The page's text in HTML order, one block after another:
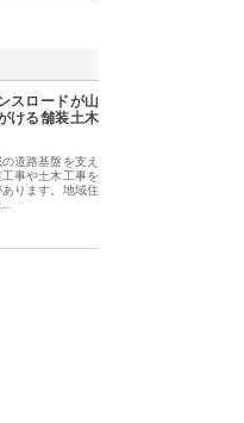
スロードが山
ける舗装土木
道路基盤を支え
事や土木工事を
ります。地域住